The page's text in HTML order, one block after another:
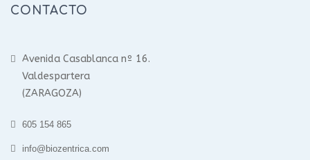
CONTACTO
Avenida Casablanca nº 16.
Valdespartera
(ZARAGOZA)
605 154 865
info@biozentrica.com